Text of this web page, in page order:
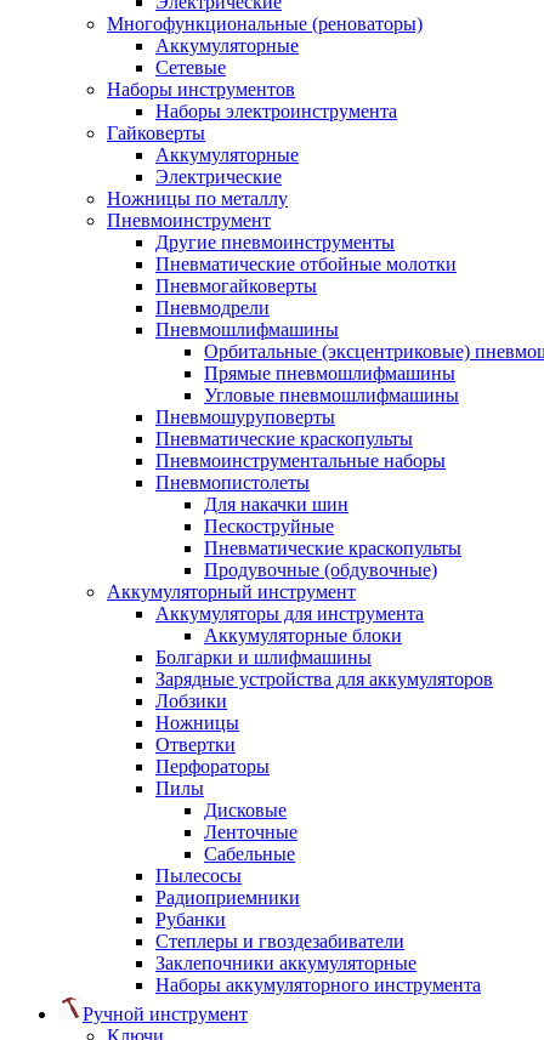
Многофункциональные (реноваторы)
Аккумуляторные
Сетевые
Наборы инструментов
Наборы электроинструмента
Гайковерты
Аккумуляторные
Электрические
Ножницы по металлу
Пневмоинструмент
Другие пневмоинструменты
Пневматические отбойные молотки
Пневмогайковерты
Пневмодрели
Пневмошлифмашины
Орбитальные (эксцентриковые)
Прямые пневмошлифмашины
Угловые пневмошлифмашины
Пневмошуруповерты
Пневматические краскопульты
Пневмоинструментальные наборы
Пневмопистолеты
Для накачки шин
Пескоструйные
Пневматические краскопульты
Продувочные (обдувочные)
Аккумуляторный инструмент
Аккумуляторы для инструмента
Аккумуляторные блоки
Болгарки и шлифмашины
Зарядные устройства для аккумуляторов
Лобзики
Ножницы
Отвертки
Перфораторы
Пилы
Дисковые
Ленточные
Сабельные
Пылесосы
Радиоприемники
Рубанки
Степлеры и гвоздезабиватели
Заклепочники аккумуляторные
Наборы аккумуляторного инструмента
Ручной инструмент
Ключи